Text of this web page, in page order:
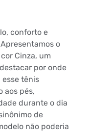
conforto e
o
Cinza, um
por onde
esse tênis
aos pés,
durante o dia
de
não poderia